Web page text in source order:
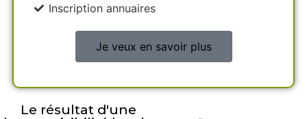
Inscription annuaires
Je veux en savoir plus
Le résultat d'une